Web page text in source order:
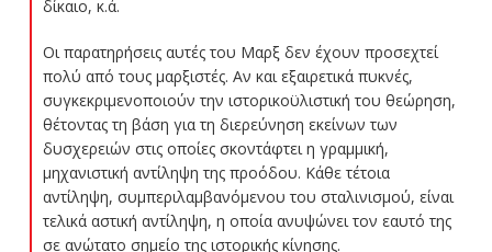
δίκαιο, κ.ά.
Οι παρατηρήσεις αυτές του Μαρξ δεν έχουν προσεχτεί
πολύ από τους μαρξιστές. Αν και εξαιρετικά πυκνές,
συγκεκριμενοποιούν την ιστορικοϋλιστική του θεώρηση,
θέτοντας τη βάση για τη διερεύνηση εκείνων των
δυσχερειών στις οποίες σκοντάφτει η γραμμική,
μηχανιστική αντίληψη της προόδου. Κάθε τέτοια
αντίληψη, συμπεριλαμβανόμενου του σταλινισμού, είναι
τελικά αστική αντίληψη, η οποία ανυψώνει τον εαυτό της
σε ανώτατο σημείο της ιστορικής κίνησης.